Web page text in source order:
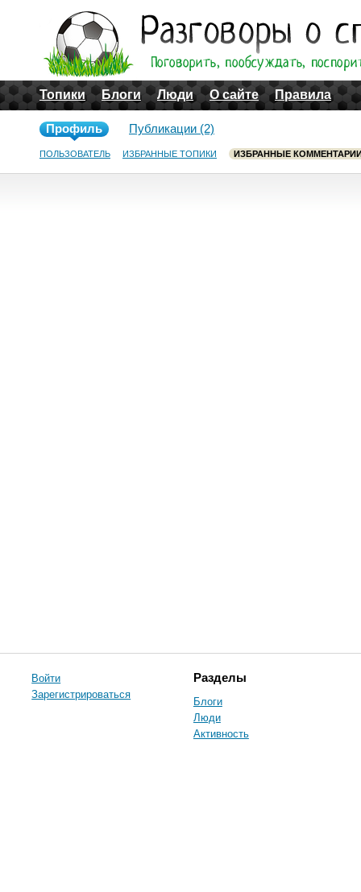
Топики Блоги Люди О сайте Правила
Профиль
ПОЛЬЗОВАТЕЛЬ ИЗБРАННЫЕ ТОПИКИ ИЗБРАННЫЕ
Публикации (2)
Войти
Зарегистрироваться
Разделы
Блоги
Люди
Активность